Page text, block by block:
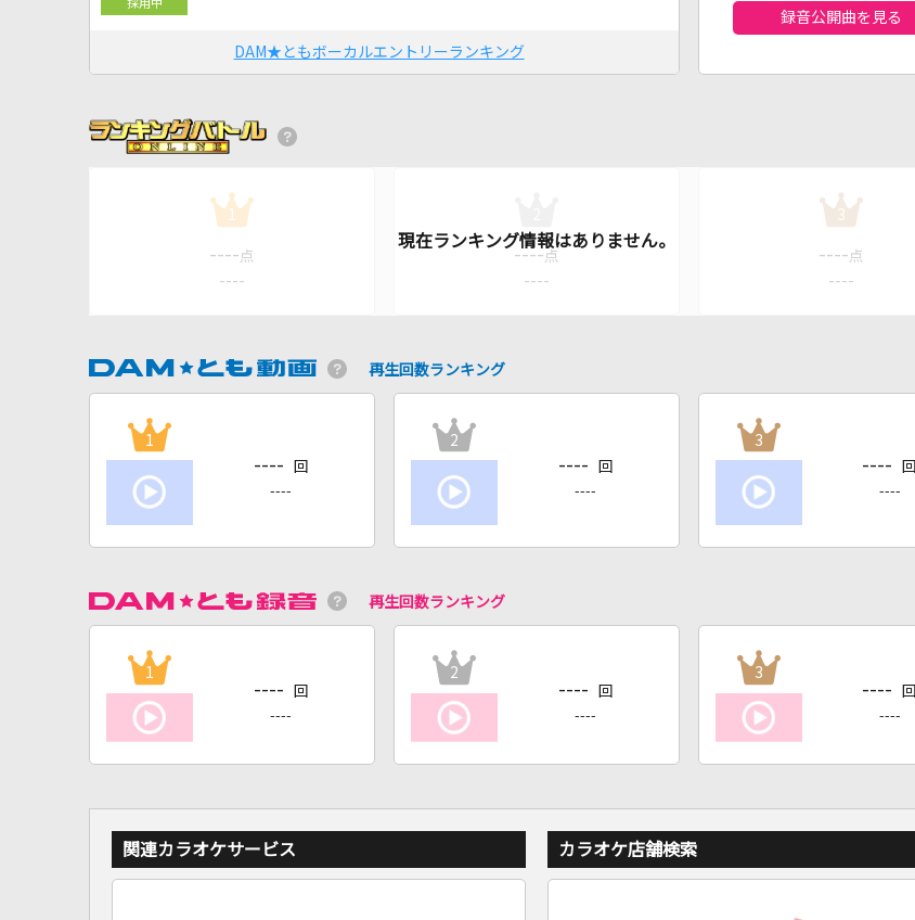
DAM★ともボーカルエントリーランキング
録音公開曲を見る
1
---- 点
----
---- 点
----
3
---- 点
----
再生回数ランキング
1
---- 回
----
2
---- 回
----
3
---- 回
----
再生回数ランキング
1
---- 回
----
2
---- 回
----
3
---- 回
----
関連カラオケサービス カラオケ店舗検索